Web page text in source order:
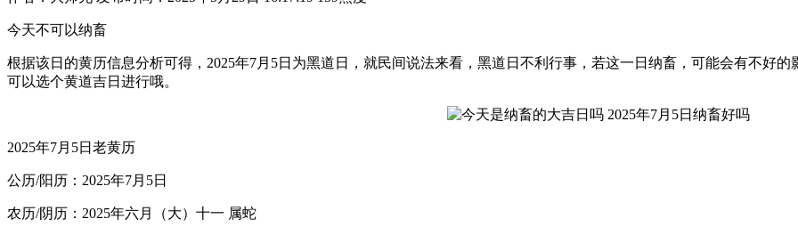
今天不可以纳畜
根据该日的黄历信息分析可得，2025年7月5日为黑道日，就民间说法来看，黑道日不利行事，若这一日纳畜，可能会有不好
可以选个黄道吉日进行哦。
2025年7月5日老黄历
公历/阳历：2025年7月5日
农历/阴历：2025年六月（大）十一 属蛇